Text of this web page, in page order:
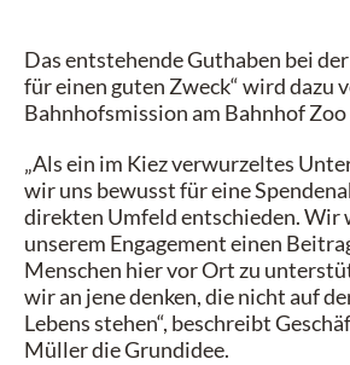
Das entstehende Guthaben bei
für einen guten Zweck“ wird dazu
Bahnhofsmission am Bahnhof
„Als ein im Kiez verwurzeltes
wir uns bewusst für eine
direkten Umfeld entschieden. Wir
unserem Engagement einen
Menschen hier vor Ort zu
wir an jene denken, die nicht auf
Lebens stehen“, beschreibt
Müller die Grundidee.
Brillenglossar